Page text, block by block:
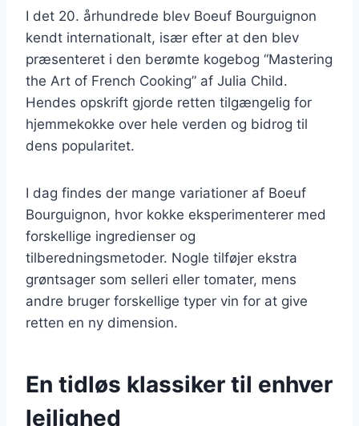
I det 20. århundrede blev Boeuf Bourguignon
kendt internationalt, især efter at den blev
præsenteret i den berømte kogebog “Mastering
the Art of French Cooking” af Julia Child.
Hendes opskrift gjorde retten tilgængelig for
hjemmekokke over hele verden og bidrog til
dens popularitet.
I dag findes der mange variationer af Boeuf
Bourguignon, hvor kokke eksperimenterer med
forskellige ingredienser og
tilberedningsmetoder. Nogle tilføjer ekstra
grøntsager som selleri eller tomater, mens
andre bruger forskellige typer vin for at give
retten en ny dimension.
En tidløs klassiker til enhver
lejlighed